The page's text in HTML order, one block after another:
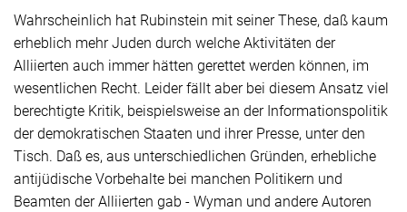
Wahrscheinlich hat Rubinstein mit seiner These, daß kaum
erheblich mehr Juden durch welche Aktivitäten der
Alliierten auch immer hätten gerettet werden können, im
wesentlichen Recht. Leider fällt aber bei diesem Ansatz viel
berechtigte Kritik, beispielsweise an der Informationspolitik
der demokratischen Staaten und ihrer Presse, unter den
Tisch. Daß es, aus unterschiedlichen Gründen, erhebliche
antijüdische Vorbehalte bei manchen Politikern und
Beamten der Alliierten gab - Wyman und andere Autoren